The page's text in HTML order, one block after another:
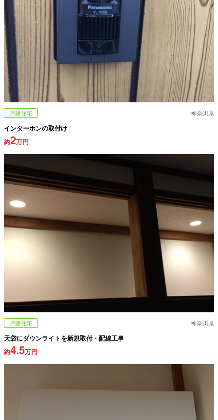
戸建住宅 神奈川県
インターホンの取付け
約2万円
戸建住宅 神奈川県
天袋にダウンライトを新規取付・配線工事
約4.5万円